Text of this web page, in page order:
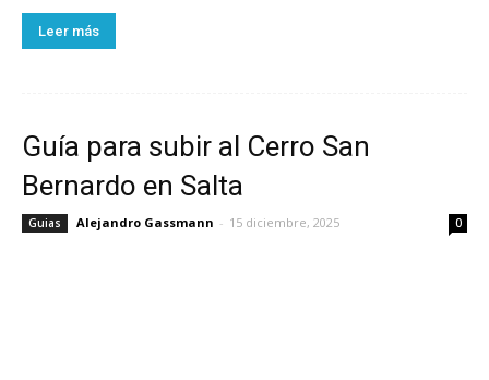
Leer más
Guía para subir al Cerro San
Bernardo en Salta
Guias Alejandro Gassmann - 15 diciembre, 2025 0